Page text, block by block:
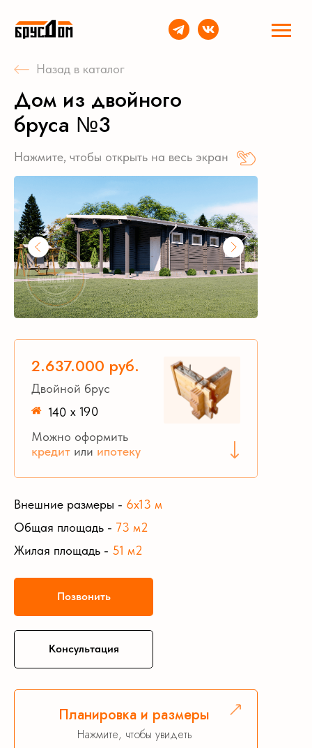
Назад в каталог
Дом из двойного
бруса №3
Жилая площадь - 51 м2
Двойной брус
Внешние размеры - 6х13 м
2.637.000 руб.
Общая площадь - 73 м2
140 х 190
Можно оформить
кредит или ипотеку
Консультация
Позвонить
Нажмите, чтобы открыть на весь экран
Планировка и размеры
Нажмите, чтобы увидеть